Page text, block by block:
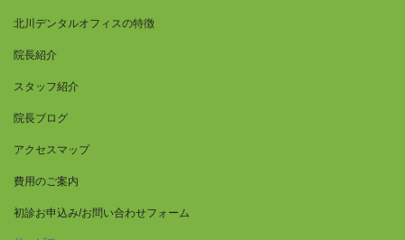
北川デンタルオフィスの特徴
院長紹介
スタッフ紹介
院長ブログ
アクセスマップ
費用のご案内
初診お申込み/お問い合わせフォーム